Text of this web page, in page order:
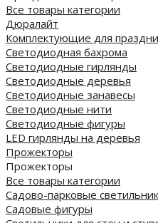
Все товары категории
Дюралайт
Комплектующие для
Светодиодная бахрома
Светодиодные гирлянды
Светодиодные деревья
Светодиодные занавесы
Светодиодные нити
Светодиодные фигуры
LED гирлянды на деревья
Прожекторы
Прожекторы
Все товары категории
Садово-парковые
Садовые фигуры